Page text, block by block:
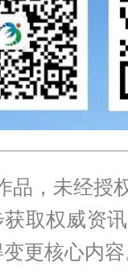
品，未经授
取权威资
更核心内